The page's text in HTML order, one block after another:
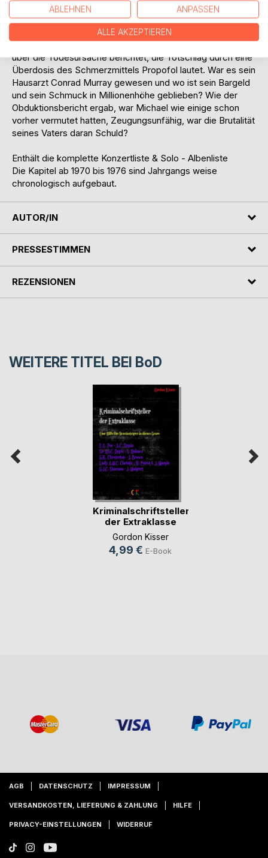
Auszeichnung "Musiker des Jahrtausends" erhielt er
zurecht, da er sich neben seiner Musik sehr für Kinder und
Jugendliche engagierte und deswegen zweimal für den
Friedensnobelpreis nominiert wurde. Zum Schluss wird
über die Todesursache berichtet, die Totschlag durch eine
Überdosis des Schmerzmittels Propofol lautet. War es sein
Hausarzt Conrad Murray gewesen und wo ist sein Bargeld
und sein Schmuck in Millionenhöhe geblieben? Wie der
Obduktionsbericht ergab, war Michael wie einige schon
vorher vermutet hatten, Zeugungsunfähig, war die Brutalität
seines Vaters daran Schuld?
Enthält die komplette Konzertliste & Solo - Albenliste
Die Kapitel ab 1970 bis 1976 sind Jahrgangs weise
chronologisch aufgebaut.
AUTOR/IN
PRESSESTIMMEN
REZENSIONEN
WEITERE TITEL BEI BoD
Kriminalschriftsteller
der Extraklasse
Gordon Kisser
4,99 € E-Book
AGB DATENSCHUTZ IMPRESSUM
VERSANDKOSTEN, LIEFERUNG & ZAHLUNG HILFE
PRIVACY-EINSTELLUNGEN WIDERRUF
ABLEHNEN ANPASSEN
ALLE AKZEPTIEREN